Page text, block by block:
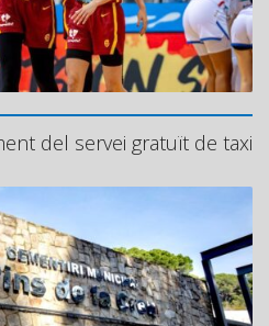
del servei gratuït de taxi